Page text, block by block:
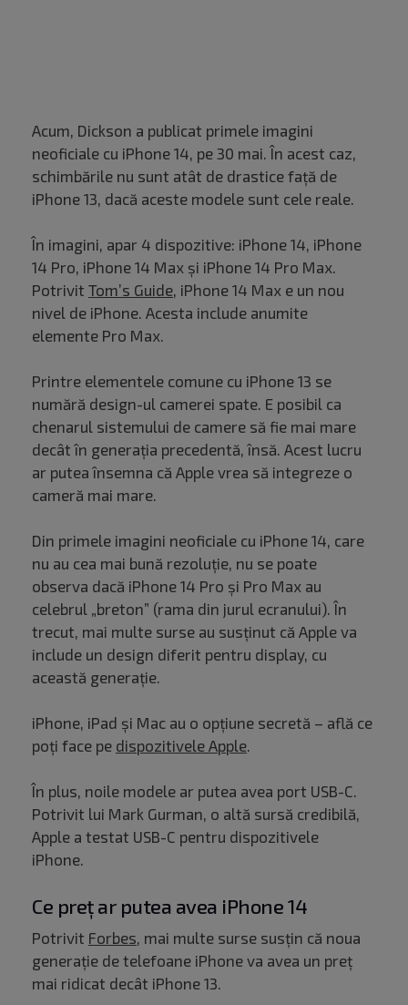
Acum, Dickson a publicat primele imagini
neoficiale cu iPhone 14, pe 30 mai. În acest caz,
schimbările nu sunt atât de drastice față de
iPhone 13, dacă aceste modele sunt cele reale.
În imagini, apar 4 dispozitive: iPhone 14, iPhone
14 Pro, iPhone 14 Max și iPhone 14 Pro Max.
Potrivit Tom’s Guide, iPhone 14 Max e un nou
nivel de iPhone. Acesta include anumite
elemente Pro Max.
Printre elementele comune cu iPhone 13 se
numără design-ul camerei spate. E posibil ca
chenarul sistemului de camere să fie mai mare
decât în generația precedentă, însă. Acest lucru
ar putea însemna că Apple vrea să integreze o
cameră mai mare.
Din primele imagini neoficiale cu iPhone 14, care
nu au cea mai bună rezoluție, nu se poate
observa dacă iPhone 14 Pro și Pro Max au
celebrul „breton” (rama din jurul ecranului). În
trecut, mai multe surse au susținut că Apple va
include un design diferit pentru display, cu
această generație.
iPhone, iPad și Mac au o opțiune secretă – află ce
poți face pe dispozitivele Apple.
În plus, noile modele ar putea avea port USB-C.
Potrivit lui Mark Gurman, o altă sursă credibilă,
Apple a testat USB-C pentru dispozitivele
iPhone.
Ce preț ar putea avea iPhone 14
Potrivit Forbes, mai multe surse susțin că noua
generație de telefoane iPhone va avea un preț
mai ridicat decât iPhone 13.